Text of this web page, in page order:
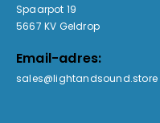
Spaarpot 19
5667 KV Geldrop
Email-adres:
sales@lightandsound.store